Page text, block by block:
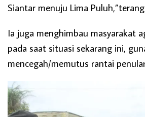
Siantar menuju Lima
Ia juga menghimbau masyarakat
pada saat situasi sekarang ini,
mencegah/memutus rantai